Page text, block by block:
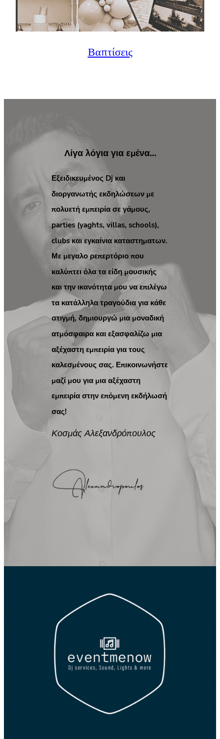
Βαπτίσεις
Λίγα λόγια για εμένα…
Εξειδικευμένος Dj και
διοργανωτής εκδηλώσεων με
πολυετή εμπειρία σε γάμους,
parties (yaghts, villas, schools),
clubs και εγκαίνια καταστηματων.
Με μεγαλο ρεπερτόριο που
καλύπτει όλα τα είδη μουσικής
και την ικανότητα μου να επιλέγω
τα κατάλληλα τραγούδια για κάθε
στιγμή, δημιουργώ μια μοναδική
ατμόσφαιρα και εξασφαλίζω μια
αξέχαστη εμπειρία για τους
καλεσμένους σας. Επικοινωνήστε
μαζί μου για μια αξέχαστη
εμπειρία στην επόμενη εκδήλωσή
σας!
Κοσμάς Αλεξανδρόπουλος